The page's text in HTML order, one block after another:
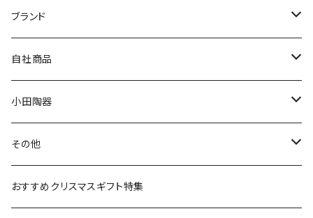
マグ＆カップ
プレート
ボウル
ガラスウェア
カトラリー
ムーミン
80th記念アイテム
リトルミイの日記念アイテム
MOOMIN ANIMATION
スヌーピー
ピーターラビット
ポケットモンスター
ブランド
LA AMYS(エミーズ)
LISA LARSON(リサラーソン)
LAURA ASHLEY(ローラ アシュレイ)
Finlayson(フィンレイソン)
自社商品
ねこ企画
Cecera(セセラ)
CELEC(セレック)
小田陶器
さざなみ
吉祥
その他
リサイクル食器
おすすめクリスマスギフト特集